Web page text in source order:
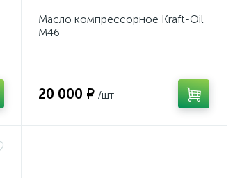
Масло компрессорное Kraft-Oil
M46
20 000 ₽ /шт